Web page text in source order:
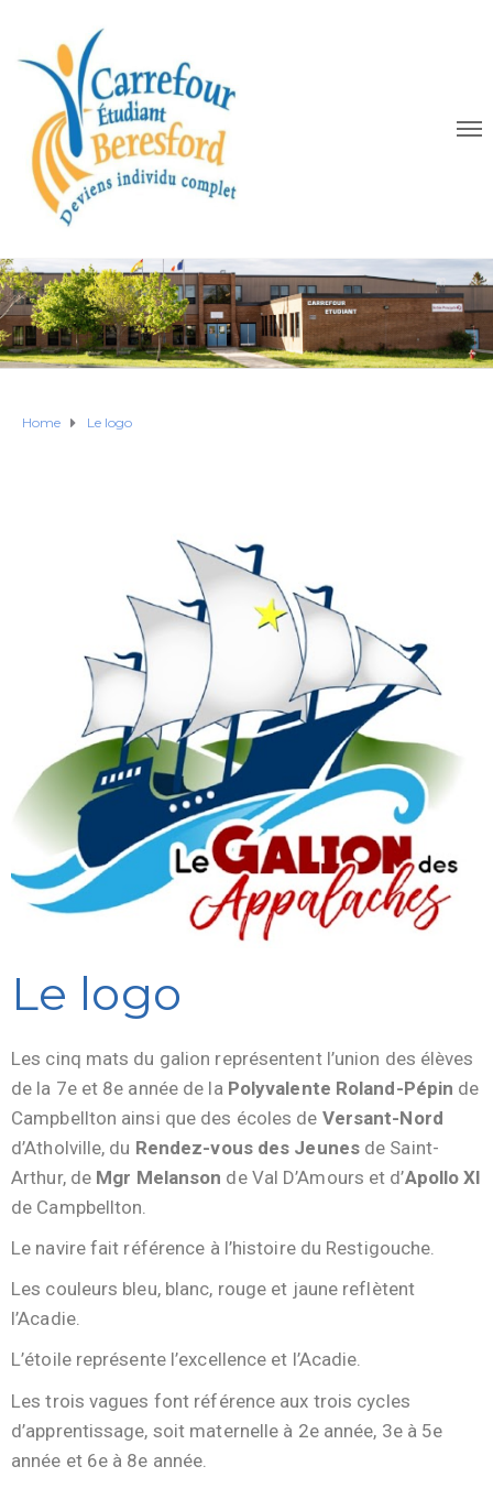
Home Le logo
Le logo
Les cinq mats du galion représentent l’union des élèves
de la 7e et 8e année de la Polyvalente Roland-Pépin de
Campbellton ainsi que des écoles de Versant-Nord
d’Atholville, du Rendez-vous des Jeunesde Saint-
Arthur, de Mgr Melanson de Val D’Amours et d’Apollo XI
de Campbellton.
Le navire fait référence à l’histoire du Restigouche.
Les couleurs bleu, blanc, rouge et jaune reflètent
l’Acadie.
L’étoile représente l’excellence et l’Acadie.
Les trois vagues font référence aux trois cycles
d’apprentissage, soit maternelle à 2e année, 3e à 5e
année et 6e à 8e année.